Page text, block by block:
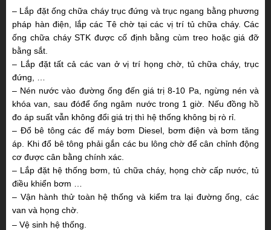
– Lắp đặt ống chữa cháy trục đứng và trục ngang bằng phương
pháp hàn điện, lắp các Tê chờ tại các vị trí tủ chữa cháy. Các
ống chữa cháy STK được cố định bằng cùm treo hoặc giá đỡ
bằng sắt.
– Lắp đặt tất cả các van ở vị trí họng chờ, tủ chữa cháy, trục
đứng, …
– Nén nước vào đường ống đến giá trị 8-10 Pa, ngừng nén và
khóa van, sau đóđể ống ngâm nước trong 1 giờ. Nếu đồng hồ
đo áp suất vẫn không đổi giá trị thì hệ thống không bị rò rỉ.
– Đổ bê tông các đế máy bơm Diesel, bơm điện và bơm tăng
áp. Khi đổ bê tông phải gắn các bu lông chờ để cân chỉnh động
cơ được cân bằng chính xác.
– Lắp đặt hệ thống bơm, tủ chữa cháy, họng chờ cấp nước, tủ
điều khiển bơm …
– Vận hành thử toàn hệ thống và kiểm tra lại đường ống, các
van và họng chờ.
– Vệ sinh hệ thống.